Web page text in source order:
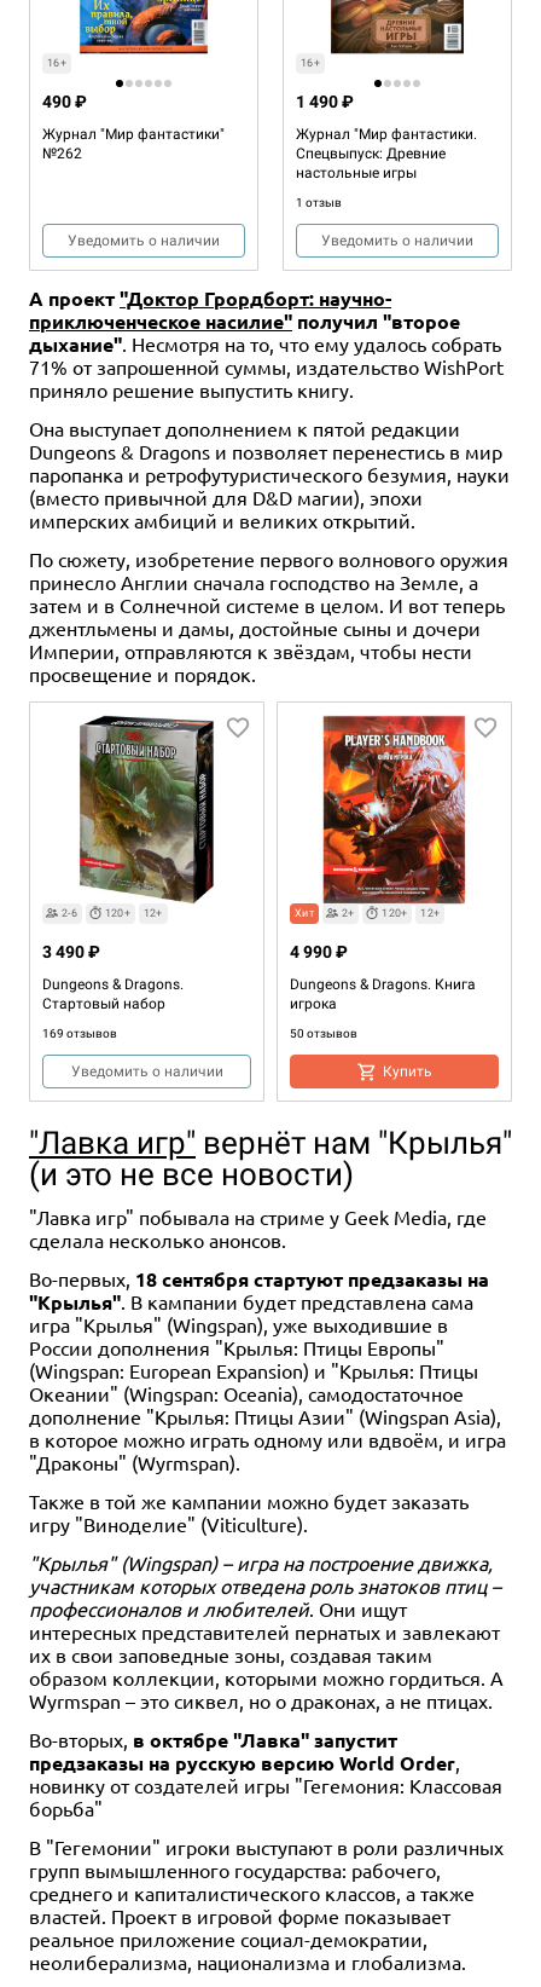
16+
Журнал "Мир фантастики"
№262
490 ₽
Уведомить о наличии
16+
Журнал "Мир фантастики.
Спецвыпуск: Древние
настольные игры
1 отзыв
1 490 ₽
Уведомить о наличии
А проект"Доктор Грордборт: научно-
приключенческое насилие" получил "второе
дыхание" . Несмотря на то, что ему удалось собрать
71% от запрошенной суммы, издательство WishPort
приняло решение выпустить книгу.
Она выступает дополнением к пятой редакции
Dungeons & Dragons и позволяет перенестись в мир
паропанка и ретрофутуристического безумия, науки
(вместо привычной для D&D магии), эпохи
имперских амбиций и великих открытий.
По сюжету, изобретение первого волнового оружия
принесло Англии сначала господство на Земле, а
затем и в Солнечной системе в целом. И вот теперь
джентльмены и дамы, достойные сыны и дочери
Империи, отправляются к звёздам, чтобы нести
просвещение и порядок.
2-6 120+ 12+
Dungeons & Dragons.
Стартовый набор
169 отзывов
3 490 ₽
Уведомить о наличии
Хит 2+ 120+ 12+
Dungeons & Dragons. Книга
игрока
50 отзывов
4 990 ₽
Купить
Хит 12+
Dungeons & Dragons.
Руководство мастера
подземелий
25 отзывов
4 990 ₽
12+
Dungeons & Dragons:
Энциклопедия чудовищ
4 990 ₽
"Лавка игр" вернёт нам "Крылья"
(и это не все новости)
"Лавка игр" побывала на стриме у Geek Media, где
сделала несколько анонсов.
Во-первых, 18 сентября стартуют предзаказы на
"Крылья". В кампании будет представлена сама
игра "Крылья" (Wingspan), уже выходившие в
России дополнения "Крылья: Птицы Европы"
(Wingspan: European Expansion) и "Крылья: Птицы
Океании" (Wingspan: Oceania), самодостаточное
дополнение "Крылья: Птицы Азии" (Wingspan Asia),
в которое можно играть одному или вдвоём, и игра
"Драконы" (Wyrmspan).
Также в той же кампании можно будет заказать
игру "Виноделие" (Viticulture).
"Крылья" (Wingspan) – игра на построение движка,
участникам которых отведена роль знатоков птиц –
профессионалов и любителей. Они ищут
интересных представителей пернатых и завлекают
их в свои заповедные зоны, создавая таким
образом коллекции, которыми можно гордиться. А
Wyrmspan – это сиквел, но о драконах, а не птицах.
Во-вторых, в октябре "Лавка" запустит
предзаказы на русскую версию World Order,
новинку от создателей игры "Гегемония: Классовая
борьба"
В "Гегемонии" игроки выступают в роли различных
групп вымышленного государства: рабочего,
среднего и капиталистического классов, а также
властей. Проект в игровой форме показывает
реальное приложение социал-демократии,
неолиберализма, национализма и глобализма.